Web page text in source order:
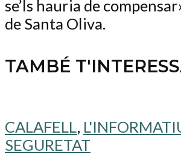
se’ls hauria de
de Santa Oliva.
TAMBÉ
CALAFELL,
SEGURETAT